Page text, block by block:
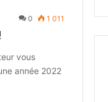
0 1 011
vous
année 2022